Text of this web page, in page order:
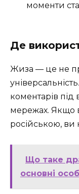
моменти
Де
Жиза — це не
коментарів під
мережах. Якщо
російською, ви
Що таке
основні